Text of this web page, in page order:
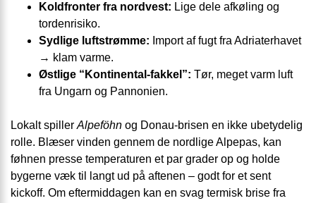
Koldfronter fra nordvest: Lige dele afkøling og
tordenrisiko.
Sydlige luftstrømme: Import af fugt fra Adriaterhavet
→ klam varme.
Østlige “Kontinental-fakkel”: Tør, meget varm luft
fra Ungarn og Pannonien.
Lokalt spiller Alpeföhn og Donau-brisen en ikke ubetydelig
rolle. Blæser vinden gennem de nordlige Alpepas, kan
føhnen presse temperaturen et par grader op og holde
bygerne væk til langt ud på aftenen – godt for et sent
kickoff. Om eftermiddagen kan en svag termisk brise fra